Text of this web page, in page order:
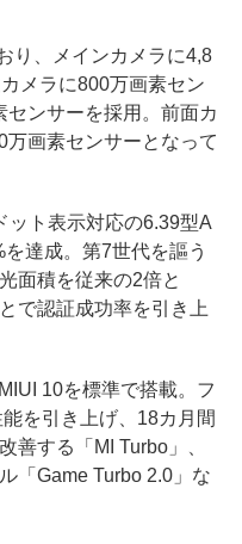
り、メインカメラに4,8
メラに800万画素セン
ンサーを採用。前面カ
万画素センサーとなって
ト表示対応の6.39型A
達成。第7世代を謳う
面積を従来の2倍と
で認証成功率を引き上
10を標準で搭載。フ
を引き上げ、18カ月間
善する「MI Turbo」、
「Game Turbo 2.0」な